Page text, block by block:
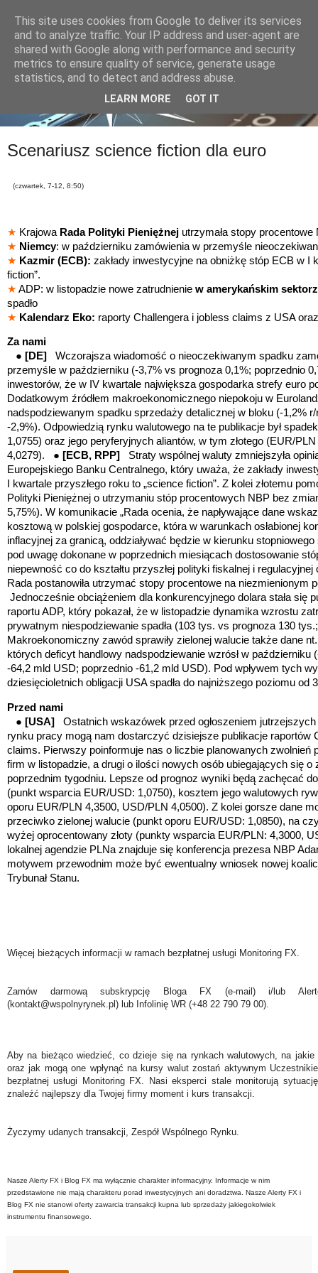
Scenariusz science fiction dla euro
(czwartek, 7-12, 8:50)
★ Krajowa Rada Polityki Pieniężnej utrzymała stopy
★ Niemcy: w październiku zamówienia w przemyśle
★ Kazmir (ECB): zakłady inwestycyjne na obniżkę stóp ECB w I
fiction”.
★ ADP: w listopadzie nowe zatrudnienie w amerykańskim
spadło
★ Kalendarz Eko: raporty Challengera i jobless claims z USA
Za nami
● [DE] Wczorajsza wiadomość o nieoczekiwanym spadku
przemyśle w październiku (-3,7% vs prognoza 0,1%; poprzednio
inwestorów, że w IV kwartale największa gospodarka strefy euro
Dodatkowym źródłem makroekonomicznego niepokoju w
nadspodziewanym spadku sprzedaży detalicznej w bloku (-1,2%
-2,9%). Odpowiedzią rynku walutowego na te publikacje był
1,0755) oraz jego peryferyjnych aliantów, w tym złotego (EUR/
4,0279). ● [ECB, RPP] Straty wspólnej waluty zmniejszyła
Europejskiego Banku Centralnego, który uważa, że zakłady
I kwartale przyszłego roku to „science fiction”. Z kolei złotemu
Polityki Pieniężnej o utrzymaniu stóp procentowych NBP bez
5,75%). W komunikacie „Rada ocenia, że napływające dane
kosztową w polskiej gospodarce, która w warunkach osłabionej
inflacyjnej za granicą, oddziaływać będzie w kierunku
pod uwagę dokonane w poprzednich miesiącach dostosowanie
niepewność co do kształtu przyszłej polityki fiskalnej i regulacyjnej
Rada postanowiła utrzymać stopy procentowe na
Jednocześnie obciążeniem dla konkurencyjnego dolara stała się
raportu ADP, który pokazał, że w listopadzie dynamika wzrostu
prywatnym niespodziewanie spadła (103 tys. vs prognoza 130
Makroekonomiczny zawód sprawiły zielonej walucie także dane
których deficyt handlowy nadspodziewanie wzrósł w październiku
-64,2 mld USD; poprzednio -61,2 mld USD). Pod wpływem tych
dziesięcioletnich obligacji USA spadła do najniższego poziomu od
Przed nami
● [USA]
Ostatnich wskazówek przed ogłoszeniem
rynku pracy mogą nam dostarczyć dzisiejsze publikacje raportów
claims. Pierwszy poinformuje nas o liczbie planowanych zwolnień
firm w listopadzie, a drugi o ilości nowych osób ubiegających się o
poprzednim tygodniu. Lepsze od prognoz wyniki będą zachęcać
(punkt wsparcia EUR/USD: 1,0750), kosztem jego walutowych
oporu EUR/PLN 4,3500, USD/PLN 4,0500). Z kolei gorsze dane
przeciwko zielonej walucie (punkt oporu EUR/USD: 1,0850), na
wyżej oprocentowany złoty (punkty wsparcia EUR/PLN: 4,3000,
lokalnej agendzie PLNa znajduje się konferencja prezesa NBP
motywem przewodnim może być ewentualny wniosek nowej
Trybunał Stanu.
Więcej bieżących informacji w ramach bezpłatnej usługi Monitoring FX.
Zamów darmową subskrypcję Bloga FX (e-mail) i/lub
(kontakt@wspolnyrynek.pl) lub Infolinię WR (+48 22 790 79 00).
Aby na bieżąco wiedzieć, co dzieje się na rynkach walutowych, na
oraz jak mogą one wpłynąć na kursy walut zostań aktywnym
bezpłatnej usługi Monitoring FX. Nasi eksperci stale monitorują
znaleźć najlepszy dla Twojej firmy moment i kurs transakcji.
Życzymy udanych transakcji, Zespół Wspólnego Rynku.
Nasze Alerty FX i Blog FX ma wyłącznie charakter informacyjny. Informacje w nim
przedstawione nie mają charakteru porad inwestycyjnych ani doradztwa. Nasze Alerty FX i
Blog FX nie stanowi oferty zawarcia transakcji kupna lub sprzedaży jakiegokolwiek
instrumentu finansowego.
This site uses cookies from Google to deliver its services
and to analyze traffic. Your IP address and user-agent are
shared with Google along with performance and security
metrics to ensure quality of service, generate usage
statistics, and to detect and address abuse.
LEARN MORE GOT IT